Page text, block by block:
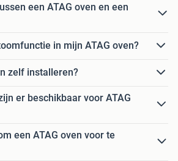
een ATAG oven en een
in mijn ATAG oven?
zelf installeren?
er beschikbaar voor ATAG
een ATAG oven voor te